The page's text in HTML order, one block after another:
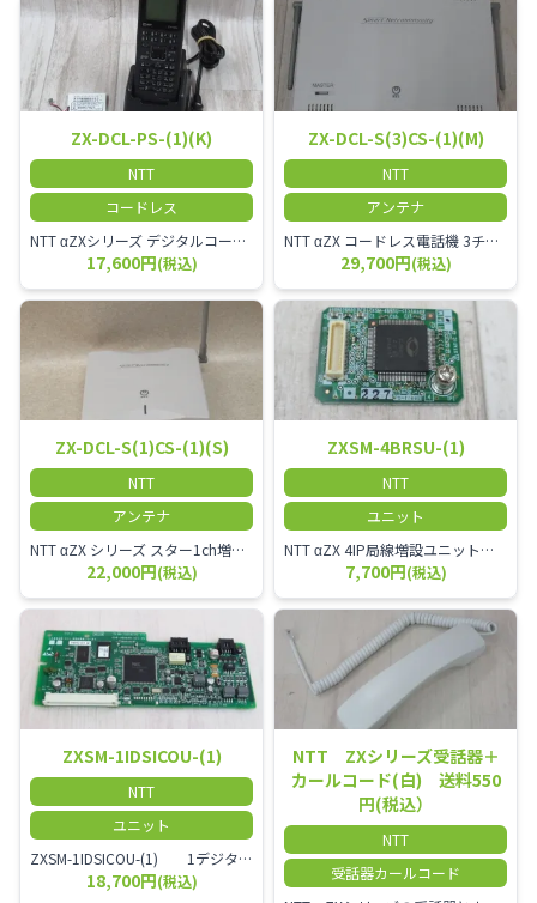
ZX-DCL-PS-(1)(K)
NTT
コードレス
NTT αZXシリーズ デジタルコードレス電話機（黒） 倉庫や工場など、オフィスから離れて仕事をする方に適しています。 コードレス単体では使用できないので、別途、専用の主装置及びアンテナが必要です。
17,600円(税込)
ZX-DCL-S(3)CS-(1)(M)
NTT
アンテナ
NTT αZX コードレス電話機 3チャンネル用 接続装置 マスター デジタルコードレス（ZX-DCL-PS等）の専用管理用アンテナです。
29,700円(税込)
ZX-DCL-S(1)CS-(1)(S)
NTT
アンテナ
NTT αZX シリーズ スター1ch増設接続装置 コードレス接続用アンテナ ZX-DCL-S1CS-1M ZX-DCL-PS等と組み合わせて使用します。 ZX-DCL-PSを複数台接続できますが同時に通話できるのは１台のみです。
22,000円(税込)
ZXSM-4BRSU-(1)
NTT
ユニット
NTT αZX 4IP局線増設ユニット ひかり電話オフィスタイプで4ch以上にしたい場合必要となるユニットです。
7,700円(税込)
ZXSM-1IDSICOU-(1)
NTT
ユニット
ZXSM-1IDSICOU-(1) 1デジタル局線ユニット
18,700円(税込)
NTT ZXシリーズ受話器＋
カールコード(白) 送料550
円(税込）
NTT
受話器カールコード